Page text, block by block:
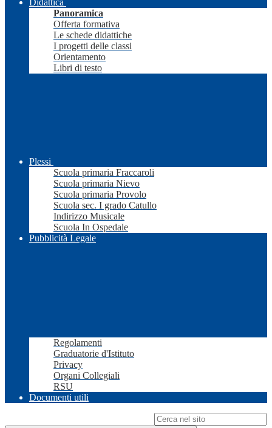
Didattica
Panoramica
Offerta formativa
Le schede didattiche
I progetti delle classi
Orientamento
Libri di testo
Plessi
Scuola primaria Fraccaroli
Scuola primaria Nievo
Scuola primaria Provolo
Scuola sec. I grado Catullo
Indirizzo Musicale
Scuola In Ospedale
Pubblicità Legale
Regolamenti
Graduatorie d'Istituto
Privacy
Organi Collegiali
RSU
Documenti utili